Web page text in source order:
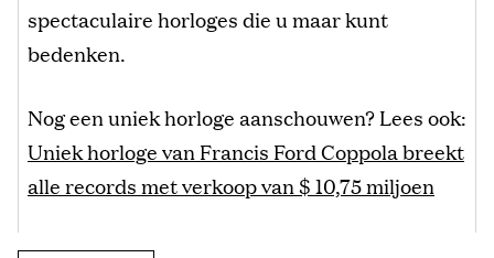
spectaculaire horloges die u maar kunt
bedenken.
Nog een uniek horloge aanschouwen? Lees ook:
Uniek horloge van Francis Ford Coppola breekt
alle records met verkoop van $ 10,75 miljoen